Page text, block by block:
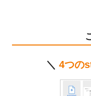
箔押
ステ
しま
2025
＼ 4つの